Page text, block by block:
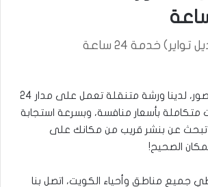
خدمة 24 ساعة
بنشر متنقل في القصور، لدينا ورشة متنقلة تعمل على مدار 24
بأسعار منافسة، وبسرعة استجابة
تبحث عن بنشر قريب من مكانك على
الصحيح!
جميع مناطق وأحياء الكويت، اتصل بنا